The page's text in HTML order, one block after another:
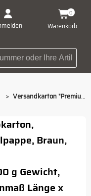
Warenkorb
0
oder
> Versandkarton "Premium" Super FLAP 1-wellig 230 x 165 x 115 mm
Braun,
g Gewicht,
Länge x